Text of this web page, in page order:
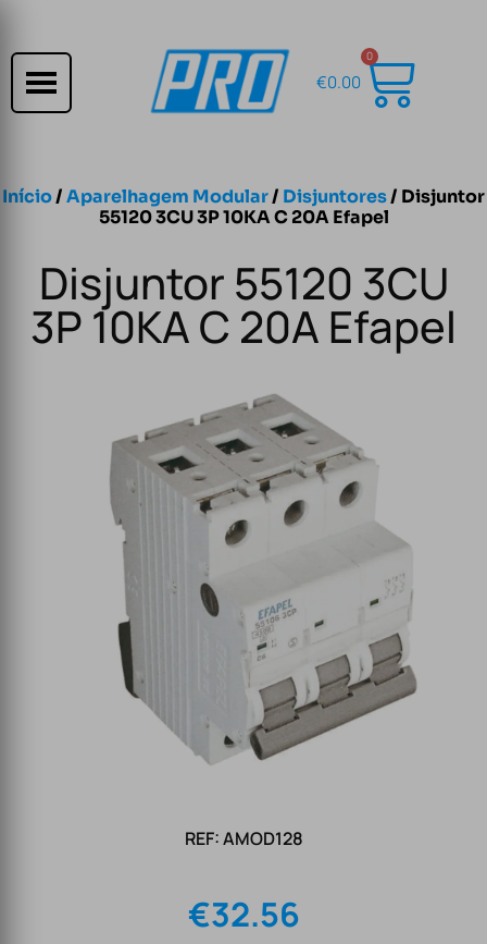
€0.00
0
Início/Aparelhagem Modular/ Disjuntores/ Disjuntor
55120 3CU 3P 10KA C 20A Efapel
Disjuntor 55120 3CU
3P 10KA C 20A Efapel
REF: AMOD128
€32.56